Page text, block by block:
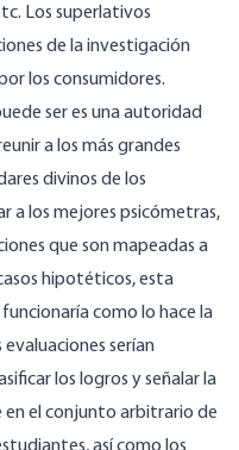
Los superlativos
de la investigación
los consumidores.
ser es una autoridad
a los más grandes
divinos de los
a los mejores psicómetras,
que son mapeadas a
hipotéticos, esta
como lo hace la
serían
los logros y señalar la
el conjunto arbitrario de